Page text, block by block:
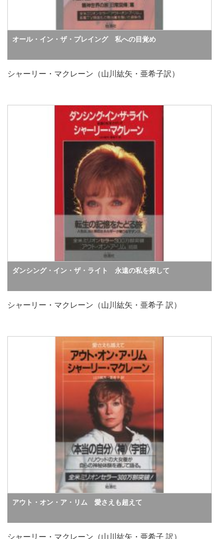
オール・イン・ザ・プレイング 私への目覚め
シャーリー・マクレーン（山川紘矢・亜希子訳）
ダンシング・イン・ザ・ライト 永遠の私を探して
シャーリー・マクレーン（山川紘矢・亜希子 訳）
アウト・オン・ア・リム 愛さえも超えて
シャーリー・マクレーン（山川紘矢・亜希子 訳）